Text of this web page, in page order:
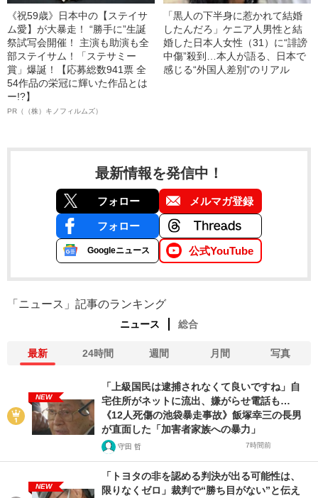
《祝59歳》日本中の【ステイサ
ム愛】が大暴走！ “勝手に”生誕
祭試写会開催！ 主演も助演も全
部ステイサム！「ステサミー
賞」爆誕！【応募総数941票 全
54作品の栄冠に輝いた作品とは
ー!?】
PR（（株）キノフィルムズ）
「黒人の下半身に惹かれて結婚
したんだろ」ケニア人男性と結
婚した日本人女性（31）に“誹謗
中傷”殺到…本人が語る、日本で
感じる“外国人差別”のリアル
最新情報を発信中！
フォロー メルマガ登録
フォロー
Googleニュース 公式YouTube
「ニュース」記事のランキング
ニュース 総合
最新 24時間 週間 月間 写真
NEW
「上級国民は逮捕されなくて良いですね」自
宅住所がネットに流出、嫌がらせ電話も…
《12人死傷の池袋暴走事故》飯塚幸三の長男
が直面した「加害者家族への暴力」
守田 哲 7時間前
NEW
「トヨタの非を認める判決が出る可能性は、
限りなくゼロ」裁判で“勝ち目がない”と伝え